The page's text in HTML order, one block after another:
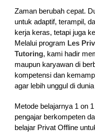
Zaman berubah cepat.
untuk adaptif, terampil,
kerja keras, tetapi juga
Melalui program Les
Tutoring, kami hadir
maupun karyawan di
kompetensi dan
agar lebih unggul di
Metode belajarnya 1 on
pengajar berkompeten
belajar Privat Offline